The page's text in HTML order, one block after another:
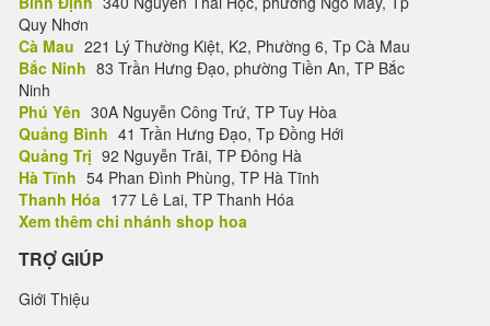
Quy Nhơn
Cà Mau 221 Lý Thường Kiệt, K2, Phường 6, Tp Cà Mau
Bắc Ninh 83 Trần Hưng Đạo, phường Tiền An, TP Bắc
Ninh
Phú Yên 30A Nguyễn Công Trứ, TP Tuy Hòa
Quảng Bình 41 Trần Hưng Đạo, Tp Đồng Hới
Quảng Trị 92 Nguyễn Trãi, TP Đông Hà
Hà Tĩnh 54 Phan Đình Phùng, TP Hà Tĩnh
Thanh Hóa 177 Lê Lai, TP Thanh Hóa
Xem thêm chi nhánh shop hoa
TRỢ GIÚP
Giới Thiệu